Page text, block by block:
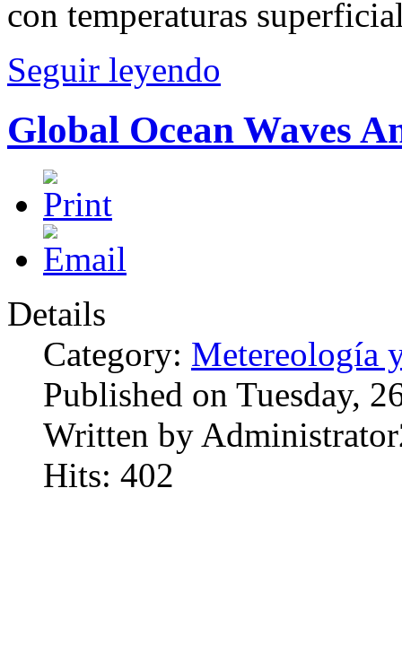
con temperaturas
Seguir leyendo
Global Ocean Waves
Details
Category: Metereología
Published on Tuesday,
Written by
Hits: 402